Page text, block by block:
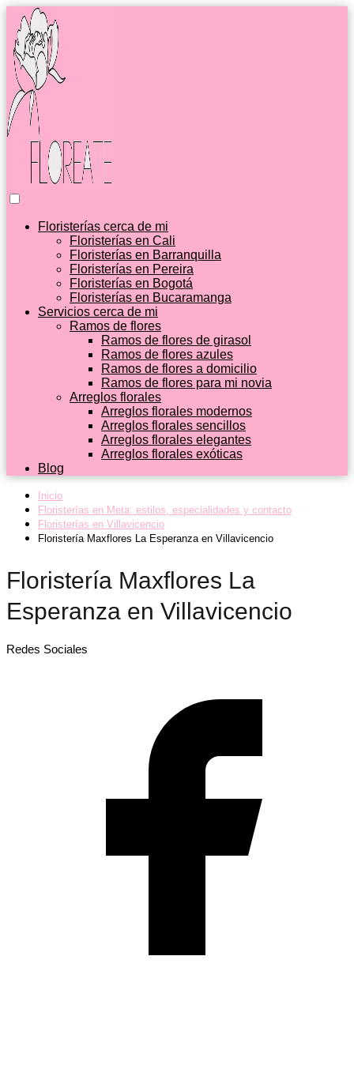
Floristerías cerca de mi
Floristerías en Cali
Floristerías en Barranquilla
Floristerías en Pereira
Floristerías en Bogotá
Floristerías en Bucaramanga
Servicios cerca de mi
Ramos de flores
Ramos de flores de girasol
Ramos de flores azules
Ramos de flores a domicilio
Ramos de flores para mi novia
Arreglos florales
Arreglos florales modernos
Arreglos florales sencillos
Arreglos florales elegantes
Arreglos florales exóticas
Blog
Inicio
Floristerías en Meta: estilos, especialidades y contacto
Floristerías en Villavicencio
Floristería Maxflores La Esperanza en Villavicencio
Floristería Maxflores La
Esperanza en Villavicencio
Redes Sociales